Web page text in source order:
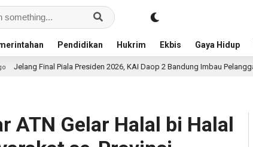
Pendidikan Hukrim Ekbis Gaya Hidup
Presiden 2026, KAI Daop 2 Bandung Imbau Pelanggan Datang Lebih
ATN Gelar Halal bi Halal